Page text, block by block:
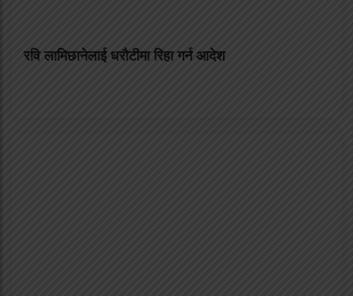
रवि लामिछानेलाई धरौटीमा रिहा गर्न आदेश